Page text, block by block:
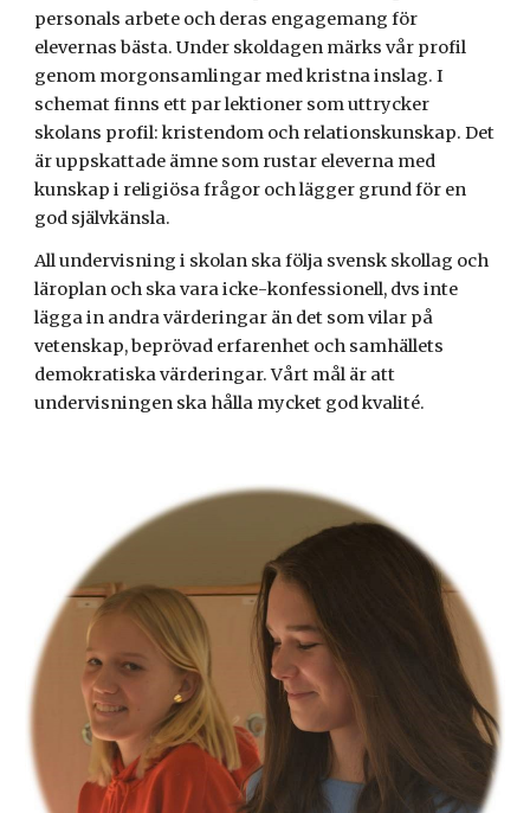
personals arbete och deras engagemang för
elevernas bästa.Under skoldagen märks vår profil
genom morgonsamlingar med kristna inslag. I
schemat finns ett par lektioner som uttrycker
skolans profil: kristendom och relationskunskap. Det
är uppskattade ämne som rustar eleverna med
kunskap i religiösa frågor och lägger grund för en
god självkänsla.
All undervisning i skolan ska följa svensk skollag och
läroplan och ska vara icke-konfessionell, dvs inte
lägga in andra värderingar än det som vilar på
vetenskap, beprövad erfarenhet och samhällets
demokratiska värderingar. Vårt mål är att
undervisningen ska hålla mycket god kvalité.